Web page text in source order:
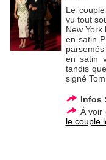
Le
vu tout
New
en satin
en satin
tandis
signé Tom
Infos :
À voir
le couple